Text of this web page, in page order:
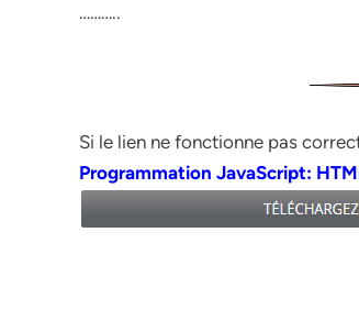
………..
Si le lien ne fonctionne pas
Programmation JavaScript: